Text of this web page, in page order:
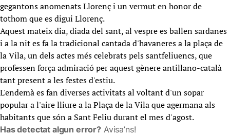
gegantons anomenats Llorenç i un vermut en honor de
tothom que es digui Llorenç.
Aquest mateix dia, diada del sant, al vespre es ballen sardanes
i a la nit es fa la tradicional cantada d'havaneres a la plaça de
la Vila, un dels actes més celebrats pels santfeliuencs, que
professen força admiració per aquest gènere antillano-català
tant present a les festes d'estiu.
L'endemà es fan diverses activitats al voltant d'un sopar
popular a l'aire lliure a la Plaça de la Vila que agermana als
habitants que són a Sant Feliu durant el mes d'agost.
Has detectat algun error? Avisa’ns!